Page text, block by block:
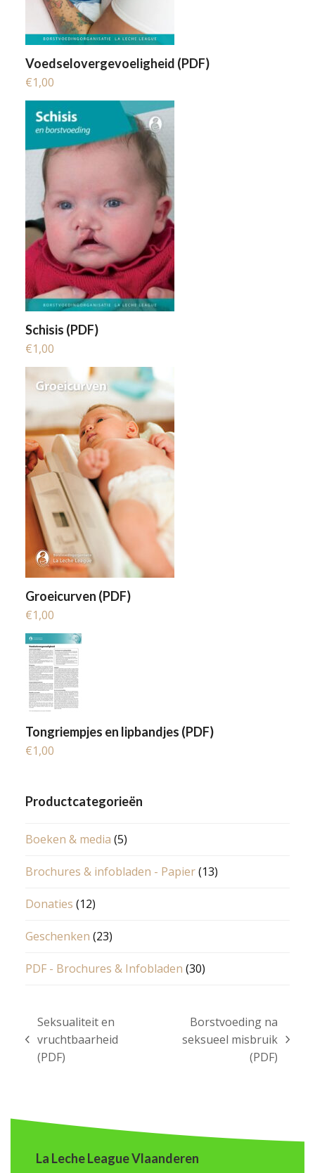
Voedselovergevoeligheid (PDF)
€1,00
Schisis (PDF)
€1,00
Groeicurven (PDF)
€1,00
Tongriempjes en lipbandjes (PDF)
€1,00
Productcategorieën
Boeken & media (5)
Brochures & infobladen - Papier(13)
Donaties (12)
Geschenken (23)
PDF - Brochures & Infobladen (30)
previous
post:
Seksualiteit en
vruchtbaarheid
(PDF)
Borstvoeding na
seksueel misbruik
(PDF)
La Leche League Vlaanderen